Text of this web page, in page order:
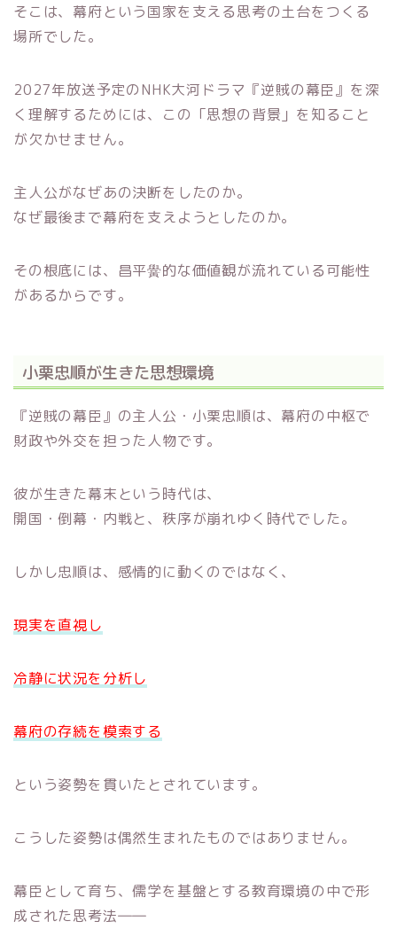
そこは、幕府という国家を支える思考の土台をつくる
場所でした。
2027年放送予定のNHK大河ドラマ『逆賊の幕臣』を深
く理解するためには、この「思想の背景」を知ること
が欠かせません。
主人公がなぜあの決断をしたのか。
なぜ最後まで幕府を支えようとしたのか。
その根底には、昌平黌的な価値観が流れている可能性
があるからです。
小栗忠順が生きた思想環境
『逆賊の幕臣』の主人公・小栗忠順は、幕府の中枢で
財政や外交を担った人物です。
彼が生きた幕末という時代は、
開国・倒幕・内戦と、秩序が崩れゆく時代でした。
しかし忠順は、感情的に動くのではなく、
現実を直視し
冷静に状況を分析し
幕府の存続を模索する
という姿勢を貫いたとされています。
こうした姿勢は偶然生まれたものではありません。
幕臣として育ち、儒学を基盤とする教育環境の中で形
成された思考法――